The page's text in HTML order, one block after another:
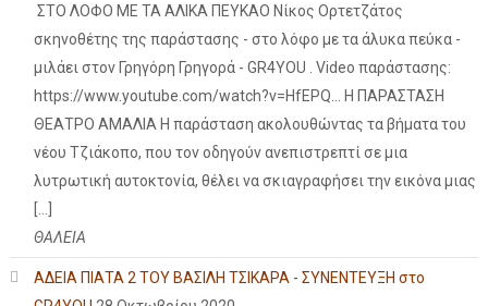
ΣΤΟ ΛΟΦΟ ΜΕ ΤΑ ΑΛΙΚΑ ΠΕΥΚΑΟ Νίκος Ορτετζάτος
σκηνοθέτης της παράστασης - στο λόφο με τα άλυκα πεύκα -
μιλάει στον Γρηγόρη Γρηγορά - GR4YOU . Video παράστασης:
https://www.youtube.com/watch?v=HfEPQ... Η ΠΑΡΑΣΤΑΣΗ
ΘΕΑΤΡΟ ΑΜΑΛΙΑ Η παράσταση ακολουθώντας τα βήματα του
νέου Τζιάκοπο, που τον οδηγούν ανεπιστρεπτί σε μια
λυτρωτική αυτοκτονία, θέλει να σκιαγραφήσει την εικόνα μιας
ΘΑΛΕΙΑ
ΑΔΕΙΑ ΠΙΑΤΑ 2 ΤΟΥ ΒΑΣΙΛΗ ΤΣΙΚΑΡΑ - ΣΥΝΕΝΤΕΥΞΗ στο